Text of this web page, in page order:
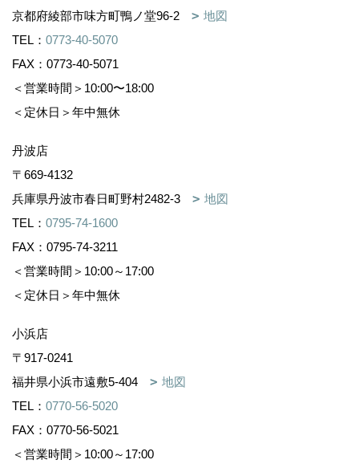
京都府綾部市味方町鴨ノ堂96-2
地図
TEL： 0773-40-5070
FAX：0773-40-5071
＜営業時間＞10:00〜18:00
＜定休日＞年中無休
丹波店
〒669-4132
兵庫県丹波市春日町野村2482-3
地図
TEL： 0795-74-1600
FAX：0795-74-3211
＜営業時間＞10:00～17:00
＜定休日＞年中無休
小浜店
〒917-0241
福井県小浜市遠敷5-404
地図
TEL： 0770-56-5020
FAX：0770-56-5021
＜営業時間＞10:00～17:00